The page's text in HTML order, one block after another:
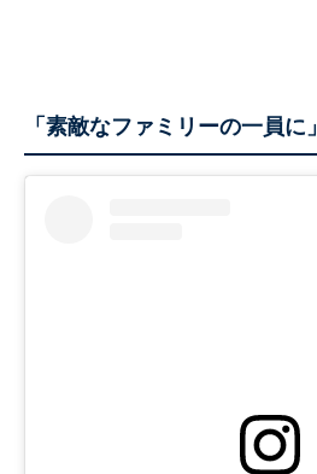
「素敵なファミリーの一員に」